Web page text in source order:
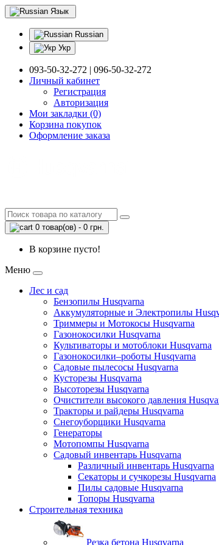
Язык
Russian
Укр
093-50-32-272 | 096-50-32-272
Личный кабинет
Регистрация
Авторизация
Мои закладки (0)
Корзина покупок
Оформление заказа
0 товар(ов) - 0 грн.
В корзине пусто!
Меню
Лес и сад
Бензопилы Husqvarna
Аккумуляторные и Электропилы
Триммеры и Мотокосы Нusqvarna
Газонокосилки Husqvarna
Культиваторы и мотоблоки Husqvarna
Газонокосилки–роботы Husqvarna
Садовые пылесосы Husqvarna
Кусторезы Husqvarna
Высоторезы Husqvarna
Очистители высокого давления
Тракторы и райдеры Husqvarna
Снегоуборщики Husqvarna
Генераторы
Мотопомпы Husqvarna
Садовый инвентарь Husqvarna
Различный инвентарь Husqvarna
Секаторы и сучкорезы Husqvarna
Пилы садовые Husqvarna
Топоры Husqvarna
Строительная техника
Резка бетона Husqvarna